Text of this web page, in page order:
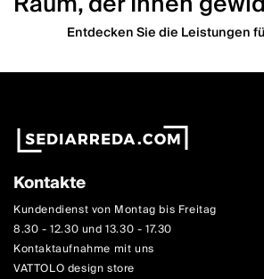
Entdecken Sie die Leistungen
Kontakte
Kundendienst von Montag bis Freitag
8.30 - 12.30 und 13.30 - 17.30
Kontaktaufnahme mit uns
VATTOLO design store